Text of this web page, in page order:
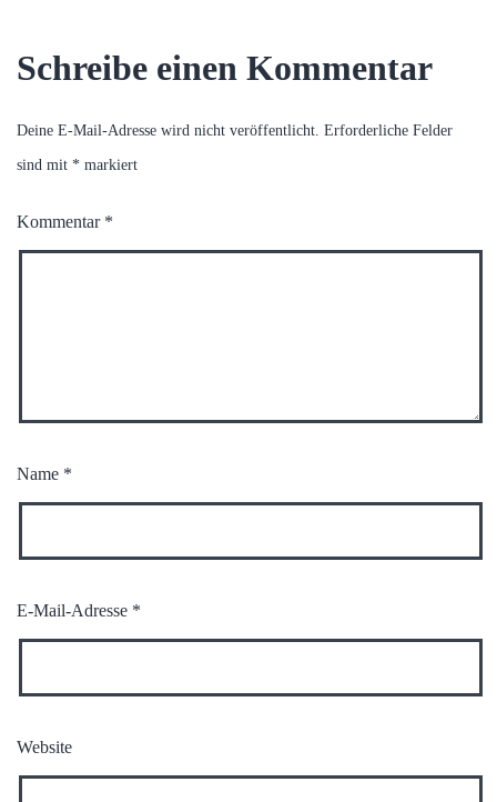
Schreibe einen Kommentar
Deine E-Mail-Adresse wird nicht veröffentlicht. Erforderliche Felder
sind mit * markiert
Kommentar *
Name *
E-Mail-Adresse *
Website